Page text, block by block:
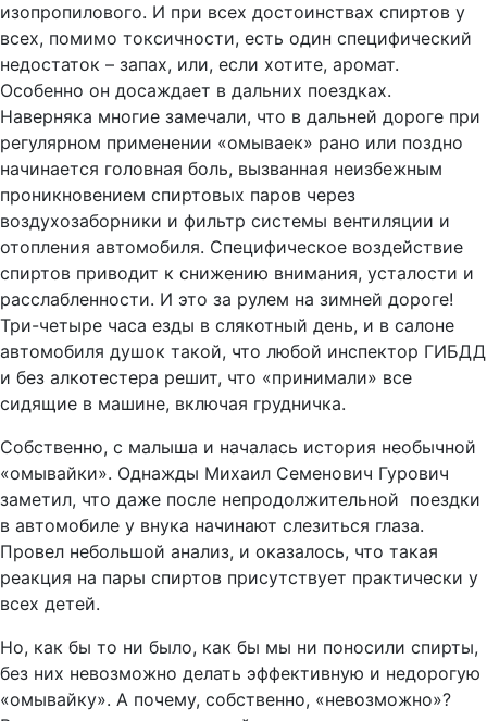
изопропилового. И при всех достоинствах спиртов у
всех, помимо токсичности, есть один специфический
недостаток – запах, или, если хотите, аромат.
Особенно он досаждает в дальних поездках.
Наверняка многие замечали, что в дальней дороге при
регулярном применении «омываек» рано или поздно
начинается головная боль, вызванная неизбежным
проникновением спиртовых паров через
воздухозаборники и фильтр системы вентиляции и
отопления автомобиля. Специфическое воздействие
спиртов приводит к снижению внимания, усталости и
расслабленности. И это за рулем на зимней дороге!
Три-четыре часа езды в слякотный день, и в салоне
автомобиля душок такой, что любой инспектор ГИБДД
и без алкотестера решит, что «принимали» все
сидящие в машине, включая грудничка.
Собственно, с малыша и началась история необычной
«омывайки». Однажды Михаил Семенович Гурович
заметил, что даже после непродолжительной поездки
в автомобиле у внука начинают слезиться глаза.
Провел небольшой анализ, и оказалось, что такая
реакция на пары спиртов присутствует практически у
всех детей.
Но, как бы то ни было, как бы мы ни поносили спирты,
без них невозможно делать эффективную и недорогую
«омывайку». А почему, собственно, «невозможно»?